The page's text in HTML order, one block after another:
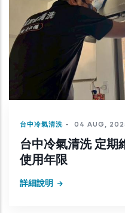
台中冷氣清洗 - 04 AUG,
台中冷氣清洗 定期
使用年限
詳細說明